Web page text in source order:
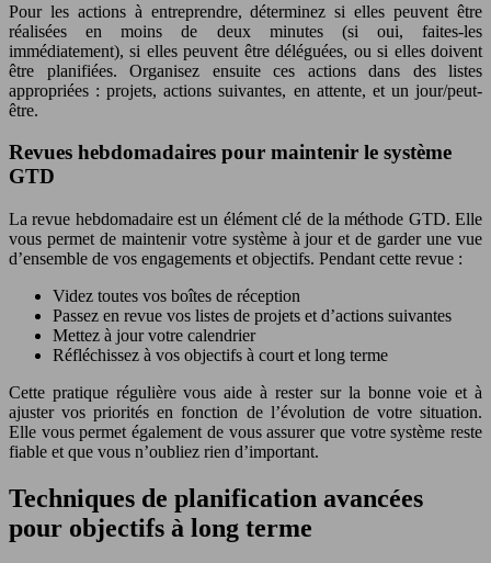
Pour les actions à entreprendre, déterminez si elles peuvent être
réalisées en moins de deux minutes (si oui, faites-les
immédiatement), si elles peuvent être déléguées, ou si elles doivent
être planifiées. Organisez ensuite ces actions dans des listes
appropriées : projets, actions suivantes, en attente, et un jour/peut-
être.
Revues hebdomadaires pour maintenir le système
GTD
La revue hebdomadaire est un élément clé de la méthode GTD. Elle
vous permet de maintenir votre système à jour et de garder une vue
d’ensemble de vos engagements et objectifs. Pendant cette revue :
Videz toutes vos boîtes de réception
Passez en revue vos listes de projets et d’actions suivantes
Mettez à jour votre calendrier
Réfléchissez à vos objectifs à court et long terme
Cette pratique régulière vous aide à rester sur la bonne voie et à
ajuster vos priorités en fonction de l’évolution de votre situation.
Elle vous permet également de vous assurer que votre système reste
fiable et que vous n’oubliez rien d’important.
Techniques de planification avancées
pour objectifs à long terme